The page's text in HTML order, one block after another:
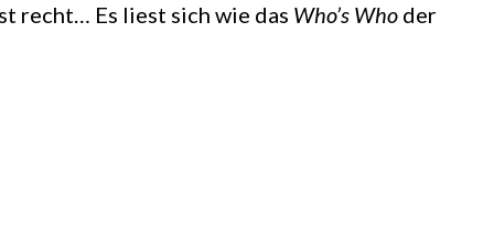
recht… Es liest sich wie das Who’s Who der